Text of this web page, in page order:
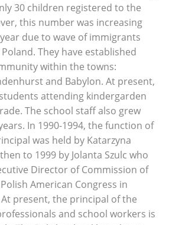
30 children registered to the
this number was increasing
due to wave of immigrants
They have established
within the towns:
and Babylon. At present,
attending kindergarden
The school staff also grew
In 1990-1994, the function of
was held by Katarzyna
to 1999 by Jolanta Szulc who
Director of Commission of
American Congress in
present, the principal of the
and school workers is